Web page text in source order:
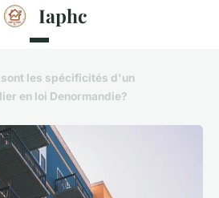
Iaphc
sont les spécificités d'un
en loi Denormandie?